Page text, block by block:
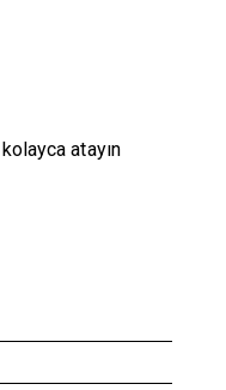
atayın